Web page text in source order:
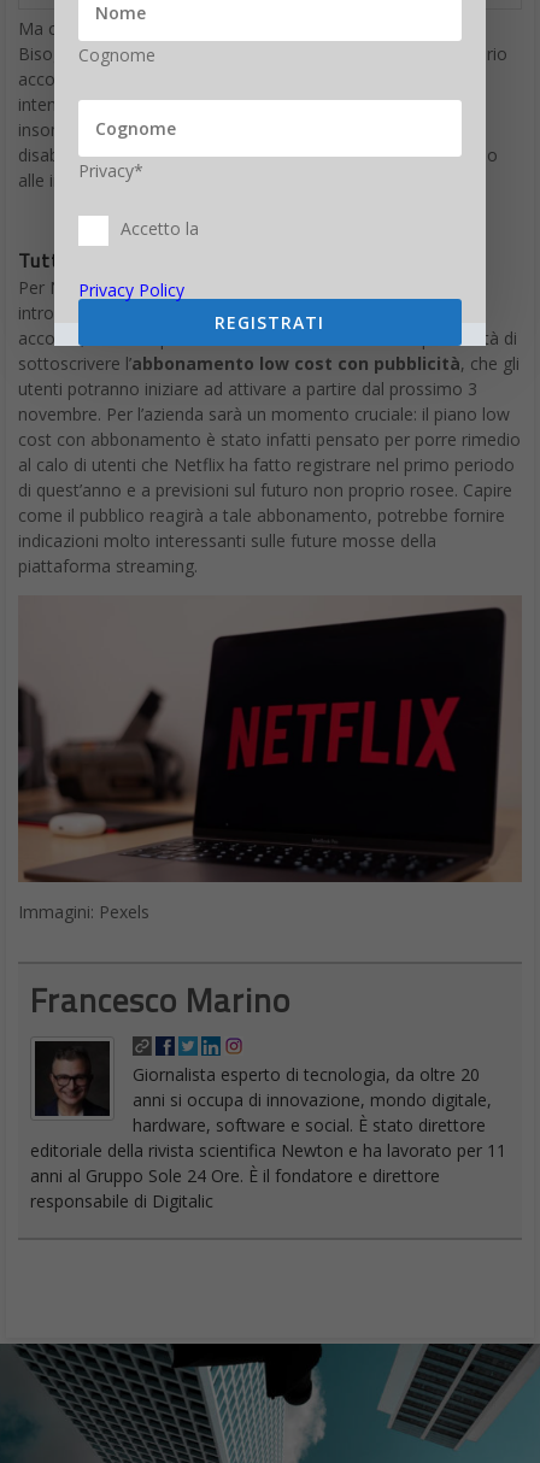
Ma come trasferire il profilo Netflix ad un altro account?
Bisognerà attendere che l’opzione sia stata attivata sul proprio
account, cliccare su
intende trasferire) e quindi procedere. Davvero molto facile,
insomma. La funzione Trasferisci Profilo può inoltre essere
disabilitata dal proprio account, in ogni momento, accedendo
alle impostazioni.
Tutte le novità di Netflix
Per Netflix è un momento di grandi novità. Oltre ad aver
introdotto la possibilità di trasferire un profilo su un nuovo
account, la svolta più eclatante è stata senz’altro la possibilità di
sottoscrivere l’abbonamento low cost con pubblicità, che gli
utenti potranno iniziare ad attivare a partire dal prossimo 3
novembre. Per l’azienda sarà un momento cruciale: il piano low
cost con abbonamento è stato infatti pensato per porre rimedio
al calo di utenti che Netflix ha fatto registrare nel primo periodo
di quest’anno e a previsioni sul futuro non proprio rosee. Capire
come il pubblico reagirà a tale abbonamento, potrebbe fornire
indicazioni molto interessanti sulle future mosse della
piattaforma streaming.
Immagini: Pexels
Francesco Marino
Giornalista esperto di tecnologia, da oltre 20
anni si occupa di innovazione, mondo digitale,
hardware, software e social. È stato direttore
editoriale della rivista scientifica Newton e ha lavorato per 11
anni al Gruppo Sole 24 Ore. È il fondatore e direttore
responsabile di Digitalic
Cognome
Privacy*
Accetto la
Privacy Policy
REGISTRATI